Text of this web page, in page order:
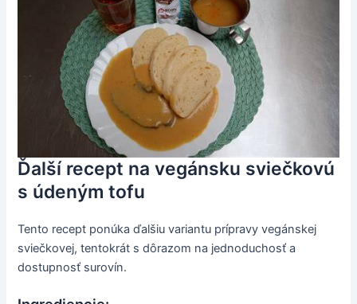
Ďalší recept na vegánsku sviečkovú
s údeným tofu
Tento recept ponúka ďalšiu variantu prípravy vegánskej
sviečkovej, tentokrát s dôrazom na jednoduchosť a
dostupnosť surovín.